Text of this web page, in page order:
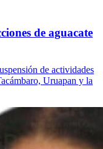
de aguacate
de actividades
Uruapan y la